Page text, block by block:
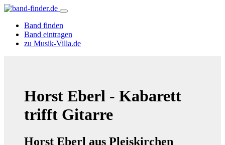
Band finden
Band eintragen
zu Musik-Villa.de
Horst Eberl - Kabarett
trifft Gitarre
Horst Eberl aus Pleiskirchen